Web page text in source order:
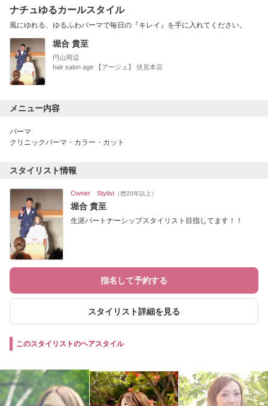
ナチュゆるカールスタイル
風にゆれる、ゆるふわパーマで毎日の『キレイ』を手に入れてください。
堀合 貴至
円山周辺
hair salon age 【アージュ】 伏見本店
メニュー内容
パーマ
クリニックパーマ・カラー・カット
スタイリスト情報
Owner Stylist （歴20年以上）
堀合 貴至
生涯パートナーシップスタイリスト目指してます！！
指名して予約する
スタイリスト詳細を見る
このスタイリストのヘアスタイル